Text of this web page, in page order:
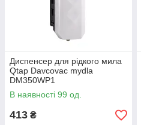
Диспенсер для рідкого мила
Qtap Davcovac mydla
DM350WP1
В наявності 99 од.
413 ₴